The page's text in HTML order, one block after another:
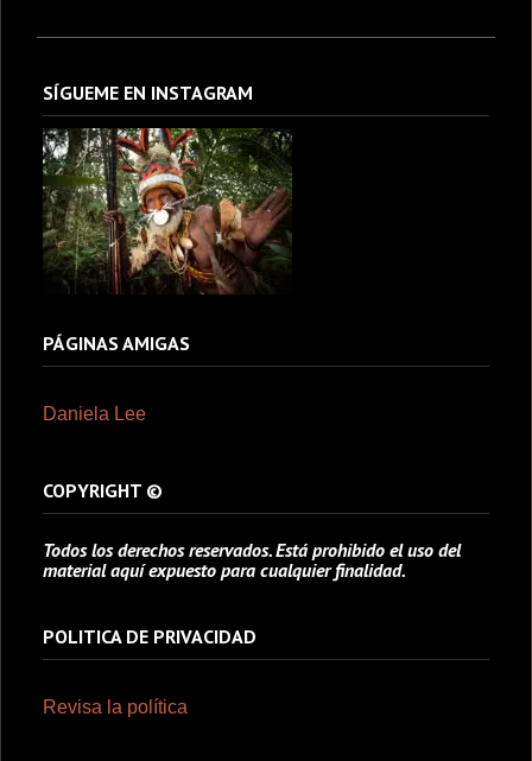
SÍGUEME EN INSTAGRAM
PÁGINAS AMIGAS
Daniela Lee
COPYRIGHT ©
Todos los derechos reservados. Está prohibido el uso del
material aquí expuesto para cualquier finalidad.
POLITICA DE PRIVACIDAD
Revisa la política